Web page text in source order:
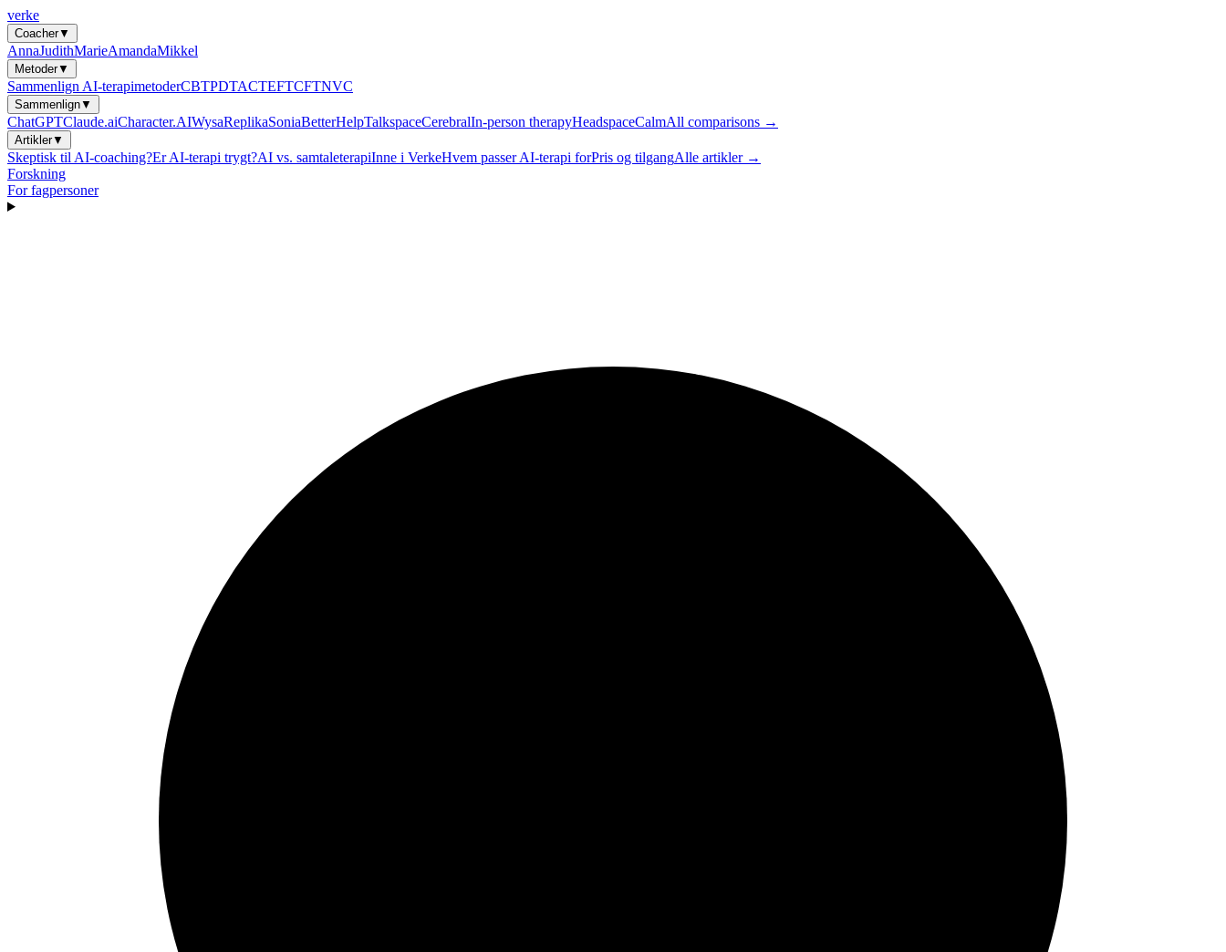
verke
Coacher▼
AnnaJudithMarieAmandaMikkel
Metoder▼
Sammenlign AI-terapimetoderCBTPDTACTEFTCFTNVC
Sammenlign▼
ChatGPTClaude.aiCharacter.AIWysaReplikaSoniaBetterHelpTalkspaceCerebralIn-person therapyHeadspaceCalmAll comparisons →
Artikler▼
Skeptisk til AI-coaching?Er AI-terapi trygt?AI vs. samtaleterapiInne i VerkeHvem passer AI-terapi forPris og tilgangAlle artikler →
Forskning
For fagpersoner